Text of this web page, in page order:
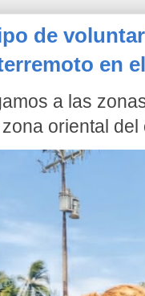
de
en
a las
oriental